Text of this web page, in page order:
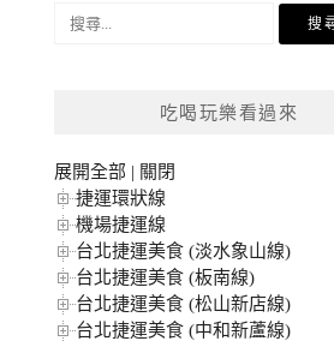
搜
吃喝玩樂看過來
展開全部 | 關閉
捷運環狀線
機場捷運線
台北捷運美食 (淡水象山線)
台北捷運美食 (板南線)
台北捷運美食 (松山新店線)
台北捷運美食 (中和新蘆線)